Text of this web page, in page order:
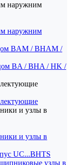
наружним
наружним
BAM / BHAM /
BA / BHA / HK /
и узлы в
и узлы в
UC...BHTS
узлы в